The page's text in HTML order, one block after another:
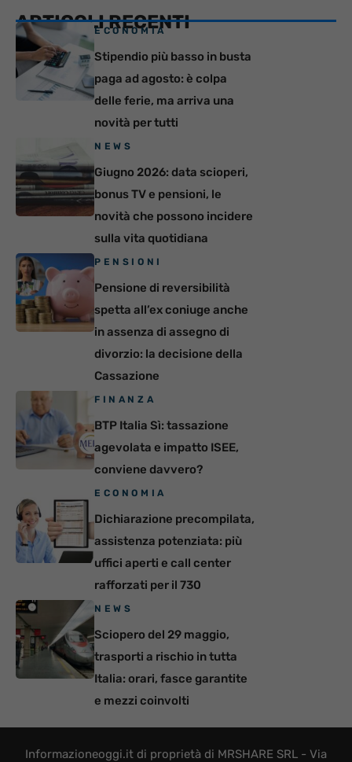
ARTICOLI RECENTI
ECONOMIA
Stipendio più basso in busta
paga ad agosto: è colpa
delle ferie, ma arriva una
novità per tutti
NEWS
Giugno 2026: data scioperi,
bonus TV e pensioni, le
novità che possono incidere
sulla vita quotidiana
PENSIONI
Pensione di reversibilità
spetta all’ex coniuge anche
in assenza di assegno di
divorzio: la decisione della
Cassazione
FINANZA
BTP Italia Sì: tassazione
agevolata e impatto ISEE,
conviene davvero?
ECONOMIA
Dichiarazione precompilata,
assistenza potenziata: più
uffici aperti e call center
rafforzati per il 730
NEWS
Sciopero del 29 maggio,
trasporti a rischio in tutta
Italia: orari, fasce garantite
e mezzi coinvolti
Informazioneoggi.it di proprietà di MRSHARE SRL - Via